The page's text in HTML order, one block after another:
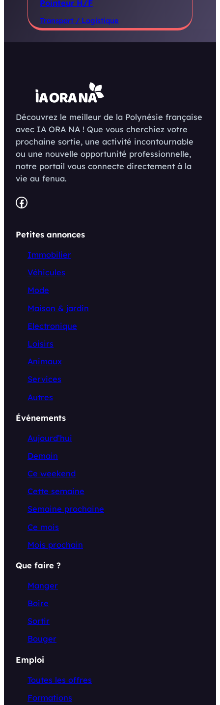
Pointeur H/F
Transport / Logistique
Découvrez le meilleur de la Polynésie française
avec IA ORA NA ! Que vous cherchiez votre
prochaine sortie, une activité incontournable
ou une nouvelle opportunité professionnelle,
notre portail vous connecte directement à la
vie au fenua.
Facebook
Petites annonces
Immobilier
Véhicules
Mode
Maison & jardin
Electronique
Loisirs
Animaux
Services
Autres
Événements
Aujourd’hui
Demain
Ce weekend
Cette semaine
Semaine prochaine
Ce mois
Mois prochain
Que faire ?
Manger
Boire
Sortir
Bouger
Emploi
Toutes les offres
Formations